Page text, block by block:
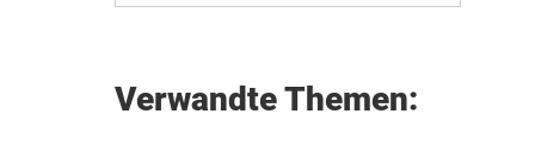
Verwandte Themen: